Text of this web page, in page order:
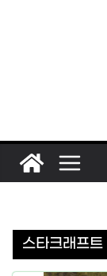
스타크래프트